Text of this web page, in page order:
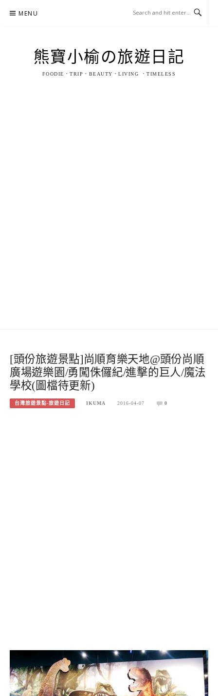
MENU
熊寶小榆の旅遊日記
FOODIE．TRIP．BEAUTY．LIVING ．TIMELESS
[頭份旅遊景點]尚順育樂天地@頭份尚順
廣場遊樂園/勇闖侏儸紀/進擊的巨人/魔法
學校(圖檔待更新)
台灣旅遊景點-旅遊日記 IKUMA 2016-04-07 0